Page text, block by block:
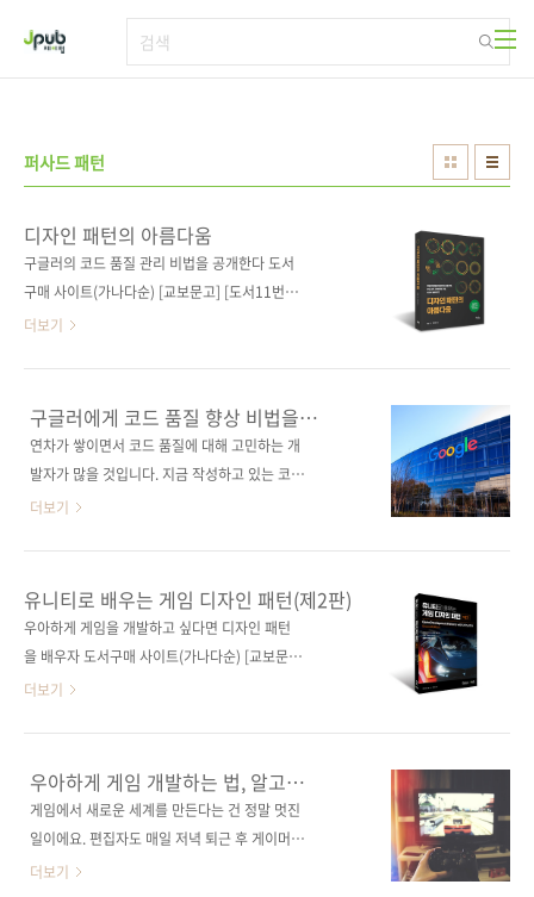
퍼사드 패턴
디자인 패턴의 아름다움
구글러의 코드 품질 관리 비법을 공개한다 도서
구매 사이트(가나다순) [교보문고] [도서11번가]
[알라딘] [예스이십사] [인터파크] [쿠팡] 전자책
저작권사 人民邮电出版社 원서명 设计模式之
美 (9787115584748) 도서명 디자인 패턴의
아름다움 부제 객체지향 패러다임부터 설계 원
지은이 왕정 옮긴이 김진호 감수자 (없음) 시리
즈 (없음) 출판일 2023. 05. 26 페이지 528쪽
(soft cover) 정 가 35,000원 ISBN 979-11-
92987-10-1 (93000) 키워드 객체지..
더보기
구글러에게 코드 품질 향상 비법을
배워보자
연차가 쌓이면서 코드 품질에 대해 고민하는 개
발자가 많을 것입니다. 지금 작성하고 있는 코드
가 잘 작성되고 있는지, 코드 품질이 어떤지 판단
선임도 바쁘기 마련입니다. 그래서 준비했습니
다. 구글러가 코드 품질 향상 비법을 친절히 설명
해주는 《디자인 패턴의 아름다움》을요. 주석
코드는 어떻게 작성할까요? 엄격한 코드 품질 관
리로 유지 보수 비용을 현저히 낮추는 개발 환경
이론 지식을 먼저 갖추는 것을 추천합니다. 코드
설계 이론 지식은 코드의 유지 보수성, 가독성,
확장성, 유연성, 간결성, 재사용성, 테스트 용이
성을 높이는 데 ..
더보기
유니티로 배우는 게임 디자인 패턴(제2판)
우아하게 게임을 개발하고 싶다면 디자인 패턴
을 배우자 도서구매 사이트(가나다순) [교보문
고] [도서11번가] [알라딘] [예스이십사] [인터파
출판사 제이펍 저작권사 Packt Publishing 원
서명 Game Development Patterns with
Unity 2021, 2nd Edition (ISBN
임 디자인 패턴(제2판) 부제 소프트웨어 디자인
더보기
우아하게 게임 개발하는 법, 알고
계시나요?
게임에서 새로운 세계를 만든다는 건 정말 멋진
일이에요. 편집자도 매일 저녁 퇴근 후 게이머로
서 새로운 세계를 즐긴답니다. 게임을 켜면 마감
더보기